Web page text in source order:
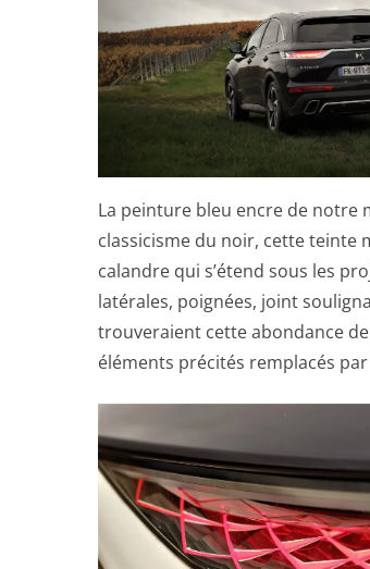
La peinture bleu encre de notre
classicisme du noir, cette teinte
calandre qui s’étend sous les
latérales, poignées, joint
trouveraient cette abondance
éléments précités remplacés